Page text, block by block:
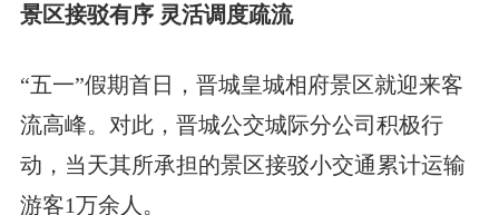
景区接驳有序 灵活调度疏流
“五一”假期首日，晋城皇城相府景区就迎来客
流高峰。对此，晋城公交城际分公司积极行
动，当天其所承担的景区接驳小交通累计运输
游客1万余人。